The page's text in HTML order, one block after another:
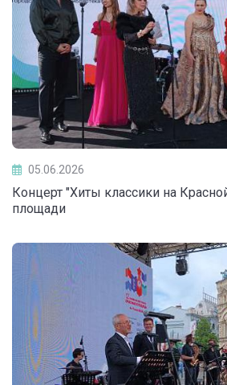
05.06.2026
Концерт "Хиты классики на
площади